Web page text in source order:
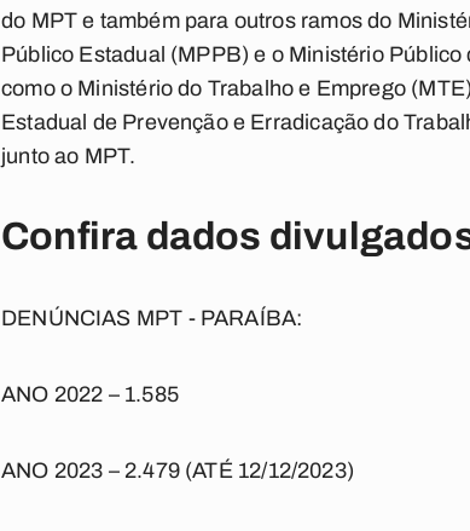
do MPT e também para outros ramos do
Público Estadual (MPPB) e o Ministério
como o Ministério do Trabalho e Emprego
Estadual de Prevenção e Erradicação do
junto ao MPT.
Confira dados
DENÚNCIAS MPT - PARAÍBA:
ANO 2022 – 1.585
ANO 2023 – 2.479 (ATÉ 12/12/2023)